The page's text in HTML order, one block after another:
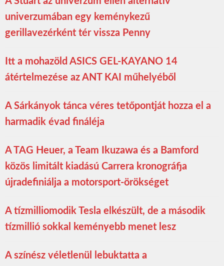
univerzumában egy keménykezű
gerillavezérként tér vissza Penny
Itt a mohazöld ASICS GEL-KAYANO 14
átértelmezése az ANT KAI műhelyéből
A Sárkányok tánca véres tetőpontját hozza el a
harmadik évad fináléja
A TAG Heuer, a Team Ikuzawa és a Bamford
közös limitált kiadású Carrera kronográfja
újradefiniálja a motorsport-örökséget
A tízmilliomodik Tesla elkészült, de a második
tízmillió sokkal keményebb menet lesz
A színész véletlenül lebuktatta a